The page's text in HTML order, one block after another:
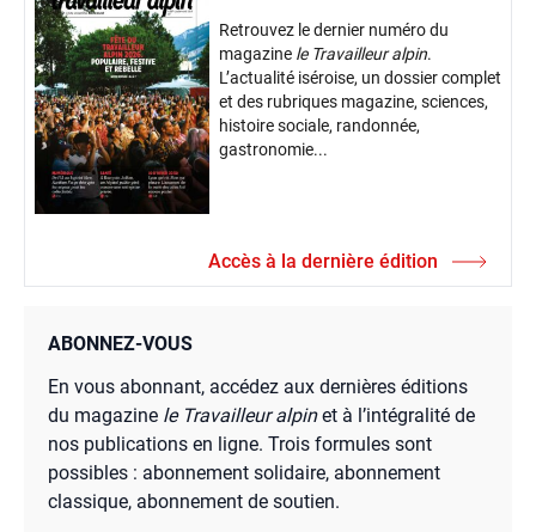
Retrouvez le dernier numéro du
magazine le Travailleur alpin.
L’actualité iséroise, un dossier complet
et des rubriques magazine, sciences,
histoire sociale, randonnée,
gastronomie...
Accès à la dernière édition
ABONNEZ-VOUS
En vous abonnant, accédez aux dernières éditions
du magazine le Travailleur alpinet à l’intégralité de
nos publications en ligne. Trois formules sont
possibles : abonnement solidaire, abonnement
classique, abonnement de soutien.